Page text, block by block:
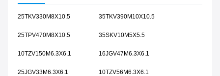
25TKV330M8X10.5 35TKV390M10X10.5
25TPV470M8X10.5 35SKV10M5X5.5
10TZV150M6.3X6.1 16JGV47M6.3X6.1
25JGV33M6.3X6.1 10TZV56M6.3X6.1